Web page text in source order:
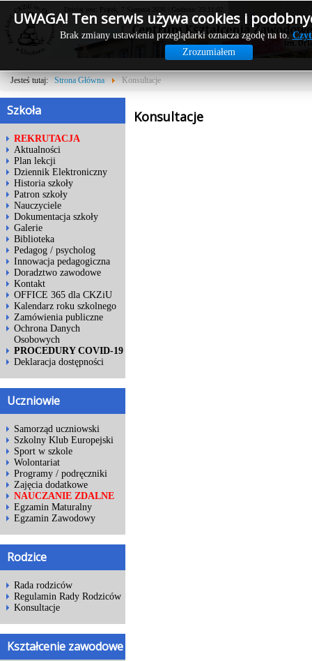
UWAGA! Ten serwis używa cookies i
Brak zmiany ustawienia przeglądarki oznacza zgodę na to.
Zrozumiałem
Dzisiaj jest: Piątek, 7 Sierpnia 2026 | Godzina: 23:11:02
Jesteś tutaj: Strona Główna Konsultacje
Szkoła
REKRUTACJA
Aktualności
Plan lekcji
Dziennik Elektroniczny
Historia szkoły
Patron szkoły
Nauczyciele
Dokumentacja szkoły
Galerie
Biblioteka
Pedagog / psycholog
Innowacja pedagogiczna
Doradztwo zawodowe
Kontakt
OFFICE 365 dla CKZiU
Kalendarz roku szkolnego
Zamówienia publiczne
Ochrona Danych
Osobowych
PROCEDURY COVID-19
Deklaracja dostępności
Uczniowie
Samorząd uczniowski
Szkolny Klub Europejski
Sport w szkole
Wolontariat
Programy / podręczniki
Zajęcia dodatkowe
NAUCZANIE ZDALNE
Egzamin Maturalny
Egzamin Zawodowy
Rodzice
Rada rodziców
Regulamin Rady Rodziców
Konsultacje
Kształcenie zawodowe
Konsultacje